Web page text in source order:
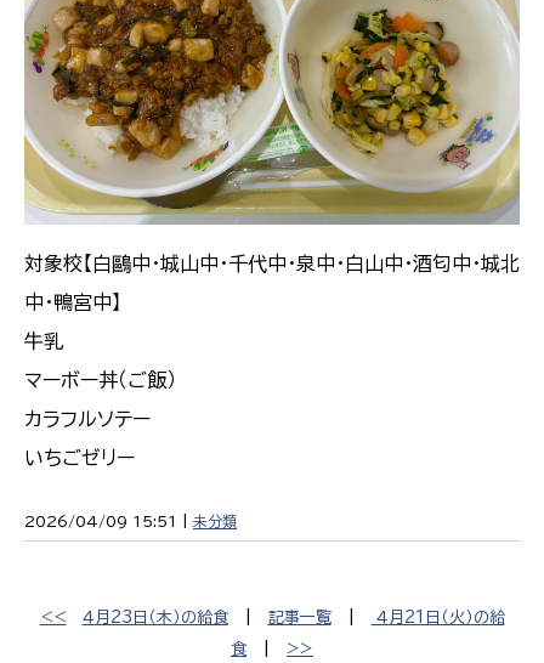
対象校【白鷗中・城山中・千代中・泉中・白山中・酒匂中・城北
中・鴨宮中】
牛乳
マーボー丼（ご飯）
カラフルソテー
いちごゼリー
2026/04/09 15:51 | 未分類
<< ４月23日（木）の給食| 記事一覧|
４月21日（火）の給
食
>>